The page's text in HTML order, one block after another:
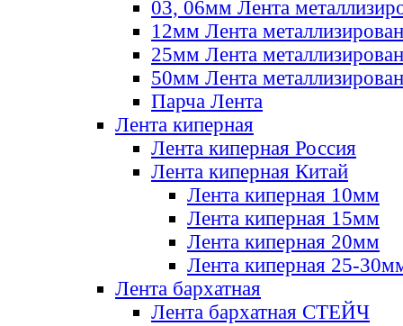
03, 06мм Лента
12мм Лента
25мм Лента
50мм Лента
Парча Лента
Лента киперная
Лента киперная Россия
Лента киперная Китай
Лента киперная 10мм
Лента киперная 15мм
Лента киперная 20мм
Лента киперная 25-
Лента бархатная
Лента бархатная СТЕЙЧ